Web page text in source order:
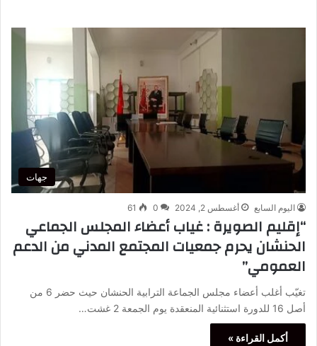
جهات
اليوم السابع أغسطس 2, 2024 0
61
“إقليم الصويرة : غياب أعضاء المجلس الجماعي
الحنشان يحرم جمعيات المجتمع المدني من الدعم
العمومي”
تغيّب أغلب أعضاء مجلس الجماعة الترابية الحنشان حيث حضر 6 من
أصل 16 للدورة استثنائية المنعقدة يوم الجمعة 2 غشت…
أكمل القراءة »